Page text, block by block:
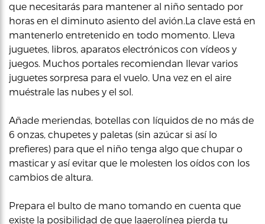
que necesitarás para mantener al niño sentado por
horas en el diminuto asiento del avión.La clave está en
mantenerlo entretenido en todo momento. Lleva
juguetes, libros, aparatos electrónicos con vídeos y
juegos. Muchos portales recomiendan llevar varios
juguetes sorpresa para el vuelo. Una vez en el aire
muéstrale las nubes y el sol.
Añade meriendas, botellas con líquidos de no más de
6 onzas, chupetes y paletas (sin azúcar si así lo
prefieres) para que el niño tenga algo que chupar o
masticar y así evitar que le molesten los oídos con los
cambios de altura.
Prepara el bulto de mano tomando en cuenta que
existe la posibilidad de que laaerolínea pierda tu